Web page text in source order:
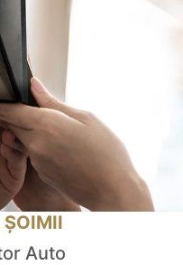
ȘOIMII
Auto